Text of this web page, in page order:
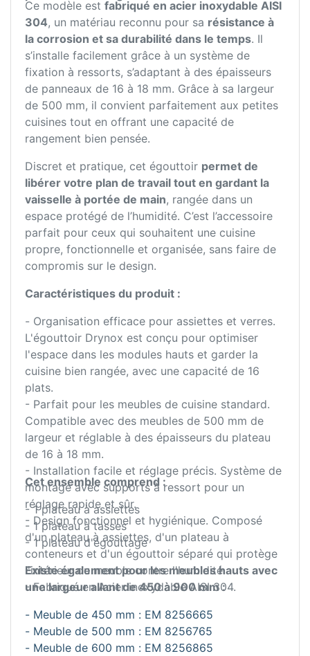
Ce modèle est fabriqué en acier inoxydable AISI
304, un matériau reconnu pour sa résistance à
la corrosion et sa durabilité dans le temps. Il
s’installe facilement grâce à un système de
fixation à ressorts, s’adaptant à des épaisseurs
de panneaux de 16 à 18 mm. Grâce à sa largeur
de 500 mm, il convient parfaitement aux petites
cuisines tout en offrant une capacité de
rangement bien pensée.
Discret et pratique, cet égouttoir permet de
libérer votre plan de travail tout en gardant la
vaisselle à portée de main, rangée dans un
espace protégé de l’humidité. C’est l’accessoire
parfait pour ceux qui souhaitent une cuisine
propre, fonctionnelle et organisée, sans faire de
compromis sur le design.
Caractéristiques du produit :
- Organisation efficace pour assiettes et verres.
L'égouttoir Drynox est conçu pour optimiser
l'espace dans les modules hauts et garder la
cuisine bien rangée, avec une capacité de 16
plats.
- Parfait pour les meubles de cuisine standard.
Compatible avec des meubles de 500 mm de
largeur et réglable à des épaisseurs du plateau
de 16 à 18 mm.
- Installation facile et réglage précis. Système de
montage avec supports à ressort pour un
réglage rapide et sûr.
- Design fonctionnel et hygiénique. Composé
d'un plateau à assiettes, d'un plateau à
conteneurs et d'un égouttoir séparé qui protège
l'intérieur du meuble contre l'humidité.
- Fabriqué en Acier inoxydable AISI 304.
Cet ensemble comprend :
- 1 plateau à assiettes
- 1 plateau à tasses
- 1 plateau d'égouttage
Existe également pour les meubles hauts avec
une largeur allant de 450 à 900 mm :
- Meuble de 450 mm : EM 8256665
- Meuble de 500 mm : EM 8256765
- Meuble de 600 mm : EM 8256865